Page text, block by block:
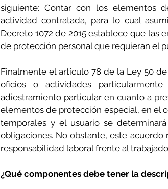
siguiente: Contar con los elementos
actividad contratada, para lo cual
Decreto 1072 de 2015 establece que las
de protección personal que requieran el
Finalmente el artículo 78 de la Ley 50
oficios o actividades
adiestramiento particular en cuanto a
elementos de protección especial, en el
temporales y el usuario se
obligaciones. No obstante, este
responsabilidad laboral frente al
¿Qué componentes debe tener la